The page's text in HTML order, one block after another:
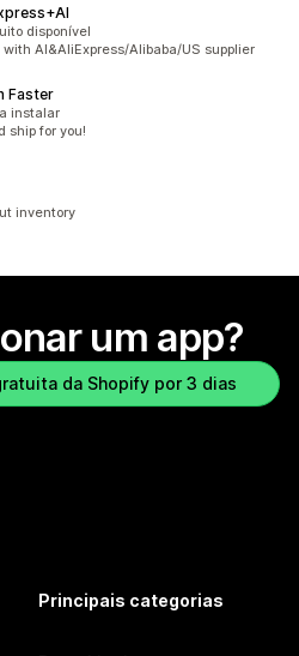
disponível
AI&AliExpress/Alibaba/US supplier
Faster
instalar
ship for you!
inventory
um app?
da Shopify por 3 dias
Principais categorias